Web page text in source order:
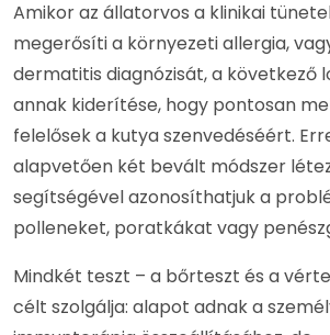
Amikor az állatorvos a klinikai
megerősíti a környezeti allergia,
dermatitis diagnózisát, a következő
annak kiderítése, hogy pontosan
felelősek a kutya szenvedéséért.
alapvetően két bevált módszer
segítségével azonosíthatjuk a
polleneket, poratkákat vagy
Mindkét teszt – a bőrteszt és a
célt szolgálja: alapot adnak a